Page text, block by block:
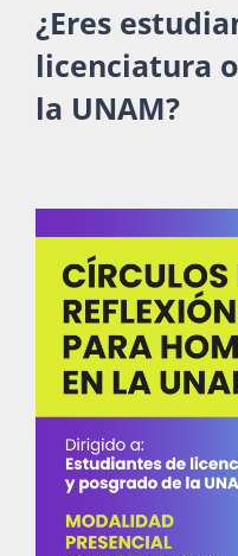
¿Eres
licenciatura
la UNAM?